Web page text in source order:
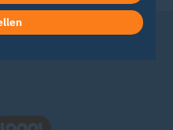
du in unserer